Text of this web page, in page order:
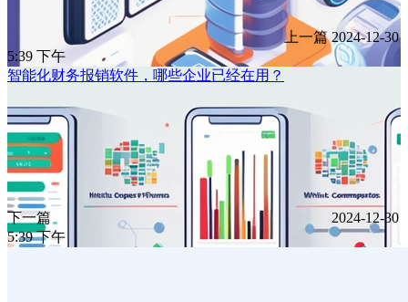
上一篇 2024-12-30
5:39 下午
智能化财务报销软件，哪些企业已经在用？
下一篇
2024-12-30
5:39 下午